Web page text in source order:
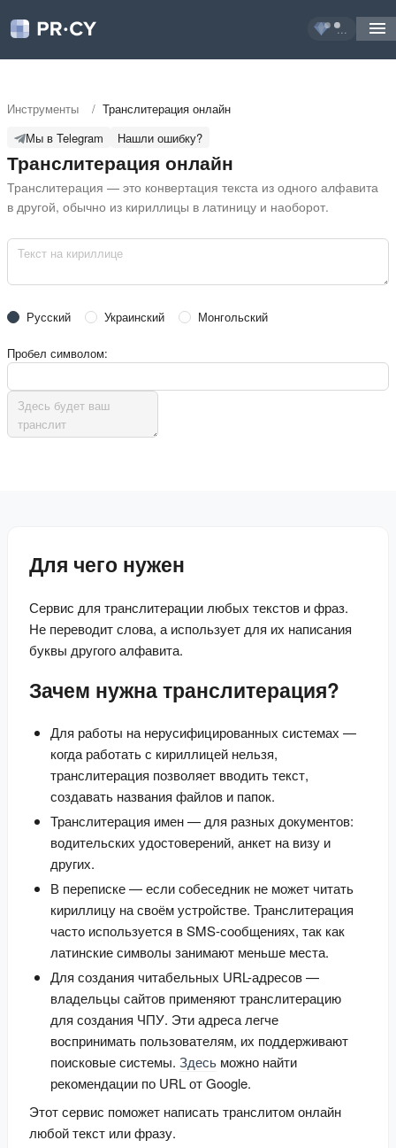
...
Инструменты / Транслитерация онлайн
Транслитерация онлайн
Мы в Telegram Нашли ошибку?
Транслитерация — это конвертация текста из одного алфавита
в другой, обычно из кириллицы в латиницу и наоборот.
Русский Украинский Монгольский
Пробел символом:
Для чего нужен
Сервис для транслитерации любых текстов и фраз.
Не переводит слова, а использует для их написания
буквы другого алфавита.
Зачем нужна транслитерация?
Для работы на нерусифицированных системах —
когда работать с кириллицей нельзя,
транслитерация позволяет вводить текст,
создавать названия файлов и папок.
Транслитерация имен — для разных документов:
водительских удостоверений, анкет на визу и
других.
В переписке — если собеседник не может читать
кириллицу на своём устройстве. Транслитерация
часто используется в SMS-сообщениях, так как
латинские символы занимают меньше места.
Для создания читабельных URL-адресов —
владельцы сайтов применяют транслитерацию
для создания ЧПУ. Эти адреса легче
воспринимать пользователям, их поддерживают
поисковые системы. Здесь можно найти
рекомендации по URL от Google.
Этот сервис поможет написать транслитом онлайн
любой текст или фразу.